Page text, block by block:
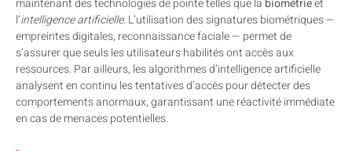
maintenant des technologies de pointe telles que la biométrieet
l’intelligence artificielle. L’utilisation des signatures biométriques —
empreintes digitales, reconnaissance faciale — permet de
s’assurer que seuls les utilisateurs habilités ont accès aux
ressources. Par ailleurs, les algorithmes d’intelligence artificielle
analysent en continu les tentatives d’accès pour détecter des
comportements anormaux, garantissant une réactivité immédiate
en cas de menaces potentielles.